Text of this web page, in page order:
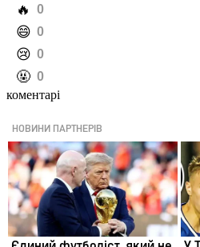
️🔥 0
️😄 0
️😢 0
️🤬 0
коментарі